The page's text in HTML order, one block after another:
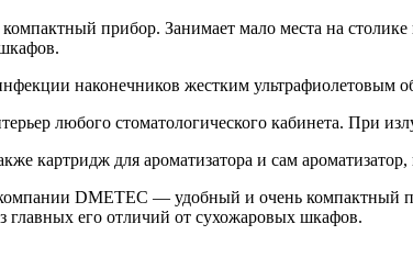
прибор. Занимает мало места на столике
наконечников жестким ультрафиолетовым
любого стоматологического кабинета. При
картридж для ароматизатора и сам
DMETEC — удобный и очень компактный
главных его отличий от сухожаровых шкафов.